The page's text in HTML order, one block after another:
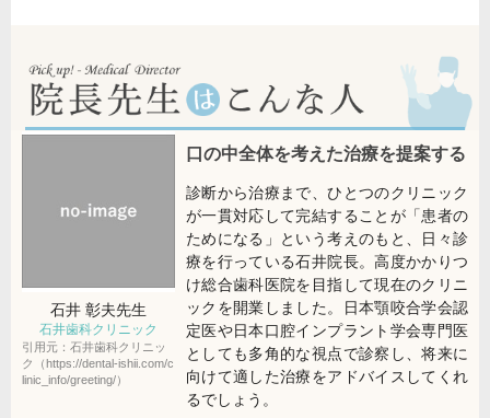
石井 彰夫先生
石井歯科クリニック
引用元：石井歯科クリニッ
ク（https://dental-ishii.com/c
linic_info/greeting/）
口の中全体を考えた治療を提案する
診断から治療まで、ひとつのクリニック
が一貫対応して完結することが「患者の
ためになる」という考えのもと、日々診
療を行っている石井院長。高度かかりつ
け総合歯科医院を目指して現在のクリニ
ックを開業しました。日本顎咬合学会認
定医や日本口腔インプラント学会専門医
としても多角的な視点で診察し、将来に
向けて適した治療をアドバイスしてくれ
るでしょう。